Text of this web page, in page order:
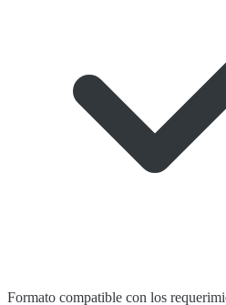
Formato compatible con los